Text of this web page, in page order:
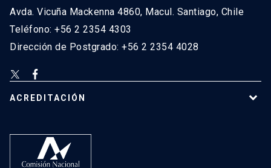
Avda. Vicuña Mackenna 4860, Macul. Santiago, Chile
Teléfono: +56 2 2354 4303
Dirección de Postgrado: +56 2 2354 4028
ACREDITACIÓN